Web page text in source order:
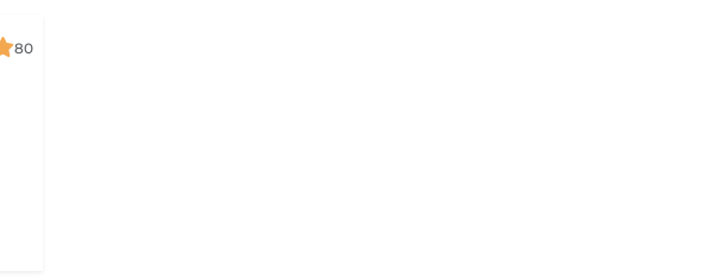
80